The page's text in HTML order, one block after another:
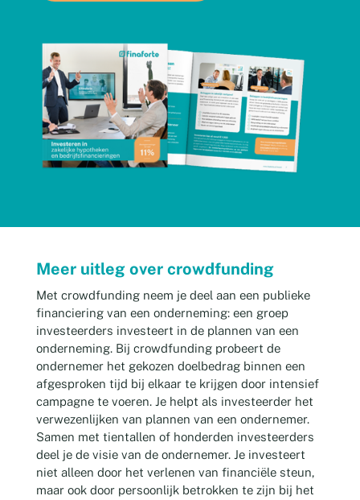
Meer uitleg over crowdfunding
Met crowdfunding neem je deel aan een publieke
financiering van een onderneming: een groep
investeerders investeert in de plannen van een
onderneming. Bij crowdfunding probeert de
ondernemer het gekozen doelbedrag binnen een
afgesproken tijd bij elkaar te krijgen door intensief
campagne te voeren. Je helpt als investeerder het
verwezenlijken van plannen van een ondernemer.
Samen met tientallen of honderden investeerders
deel je de visie van de ondernemer. Je investeert
niet alleen door het verlenen van financiële steun,
maar ook door persoonlijk betrokken te zijn bij het